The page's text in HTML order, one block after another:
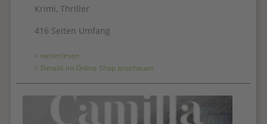
Krimi, Thriller
416 Seiten Umfang
> weiterlesen
> Details im Online Shop anschauen